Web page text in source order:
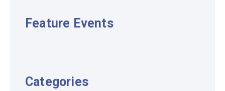
Feature Events
Categories